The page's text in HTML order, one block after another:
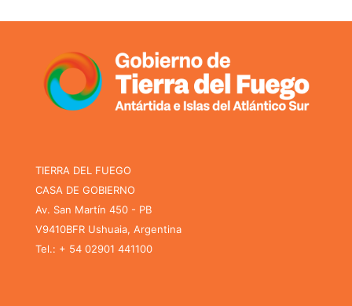
TIERRA DEL FUEGO
CASA DE GOBIERNO
Av. San Martín 450 - PB
V9410BFR Ushuaia, Argentina
Tel.: + 54 02901 441100